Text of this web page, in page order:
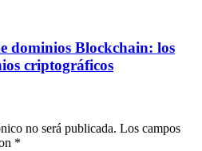
dominios Blockchain: los
criptográficos
no será publicada. Los campos
*